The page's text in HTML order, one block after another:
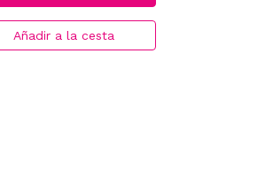
Añadir a la cesta